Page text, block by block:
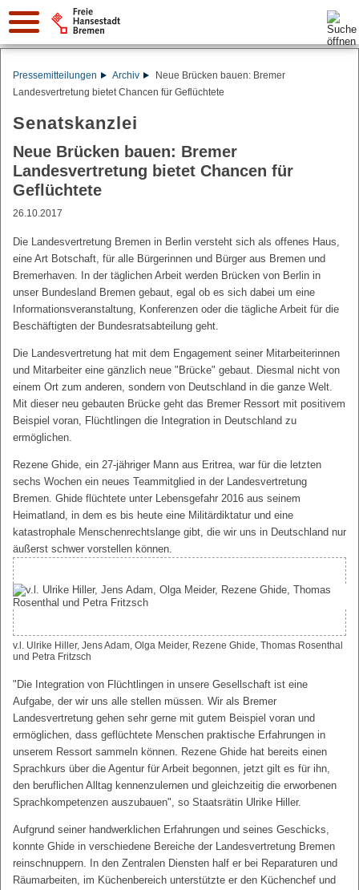
Suche:
Pressemitteilungen Archiv
Neue Brücken bauen: Bremer
Landesvertretung bietet Chancen für Geflüchtete
Senatskanzlei
Neue Brücken bauen: Bremer
Landesvertretung bietet Chancen für
Geflüchtete
26.10.2017
Die Landesvertretung Bremen in Berlin versteht sich als offenes Haus,
eine Art Botschaft, für alle Bürgerinnen und Bürger aus Bremen und
Bremerhaven. In der täglichen Arbeit werden Brücken von Berlin in
unser Bundesland Bremen gebaut, egal ob es sich dabei um eine
Informationsveranstaltung, Konferenzen oder die tägliche Arbeit für die
Beschäftigten der Bundesratsabteilung geht.
Die Landesvertretung hat mit dem Engagement seiner Mitarbeiterinnen
und Mitarbeiter eine gänzlich neue "Brücke" gebaut. Diesmal nicht von
einem Ort zum anderen, sondern von Deutschland in die ganze Welt.
Mit dieser neu gebauten Brücke geht das Bremer Ressort mit positivem
Beispiel voran, Flüchtlingen die Integration in Deutschland zu
ermöglichen.
Rezene Ghide, ein 27-jähriger Mann aus Eritrea, war für die letzten
sechs Wochen ein neues Teammitglied in der Landesvertretung
Bremen. Ghide flüchtete unter Lebensgefahr 2016 aus seinem
Heimatland, in dem es bis heute eine Militärdiktatur und eine
katastrophale Menschenrechtslange gibt, die wir uns in Deutschland nur
äußerst schwer vorstellen können.
v.l. Ulrike Hiller, Jens Adam, Olga Meider, Rezene Ghide, Thomas Rosenthal
und Petra Fritzsch
"Die Integration von Flüchtlingen in unsere Gesellschaft ist eine
Aufgabe, der wir uns alle stellen müssen. Wir als Bremer
Landesvertretung gehen sehr gerne mit gutem Beispiel voran und
ermöglichen, dass geflüchtete Menschen praktische Erfahrungen in
unserem Ressort sammeln können. Rezene Ghide hat bereits einen
Sprachkurs über die Agentur für Arbeit begonnen, jetzt gilt es für ihn,
den beruflichen Alltag kennenzulernen und gleichzeitig die erworbenen
Sprachkompetenzen auszubauen", so Staatsrätin Ulrike Hiller.
Aufgrund seiner handwerklichen Erfahrungen und seines Geschicks,
konnte Ghide in verschiedene Bereiche der Landesvertretung Bremen
reinschnuppern. In den Zentralen Diensten half er bei Reparaturen und
Räumarbeiten, im Küchenbereich unterstützte er den Küchenchef und